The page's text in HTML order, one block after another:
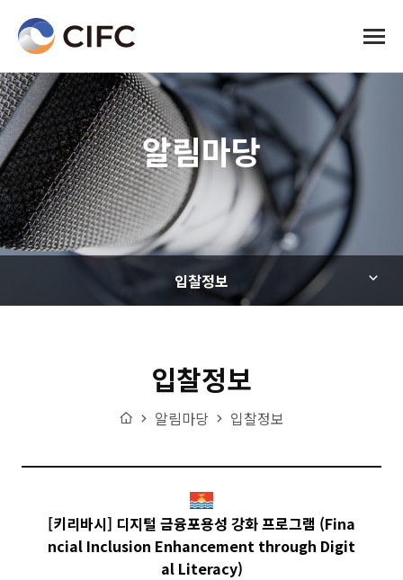
전체메
알림마당
입찰정보
입찰정보
Home
알림마당 입찰정보
[키리바시] 디지털 금융포용성 강화 프로그램 (Fina
ncial Inclusion Enhancement through Digit
al Literacy)